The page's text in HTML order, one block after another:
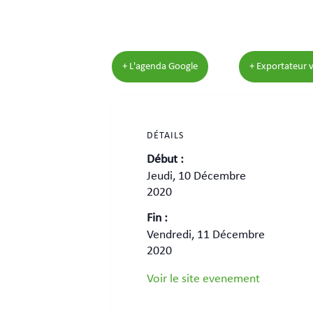
+ L'agenda Google + Exportateur
DÉTAILS
Début :
Jeudi, 10 Décembre
2020
Fin :
Vendredi, 11 Décembre
2020
Voir le site evenement